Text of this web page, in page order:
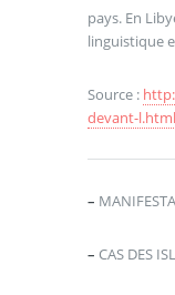
pays. En
linguistique
Source :
devant-l.html
–
– CAS DES